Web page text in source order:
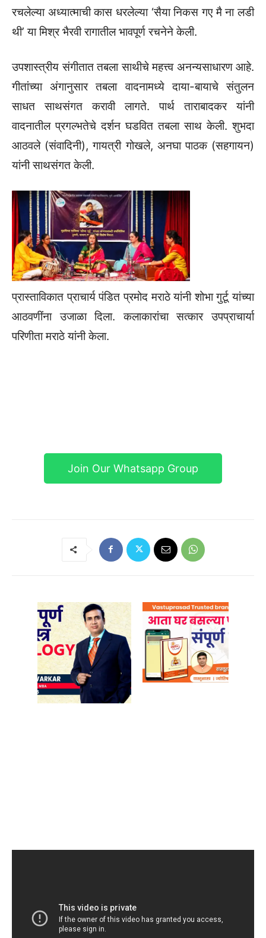
रचलेल्या अध्यात्माची कास धरलेल्या ‌‘सैया निकस गए मै ना लडी
थी‌’ या मिश्र भैरवी रागातील भावपूर्ण रचनेने केली.
उपशास्त्रीय संगीतात तबला साथीचे महत्त्व अनन्यसाधारण आहे.
गीतांच्या अंगानुसार तबला वादनामध्ये दाया-बायाचे संतुलन
साधत साथसंगत करावी लागते. पार्थ ताराबादकर यांनी
वादनातील प्रगल्भतेचे दर्शन घडवित तबला साथ केली. शुभदा
आठवले (संवादिनी), गायत्री गोखले, अनघा पाठक (सहगायन)
यांनी साथसंगत केली.
प्रास्ताविकात प्राचार्य पंडित प्रमोद मराठे यांनी शोभा गुर्टू यांच्या
आठवणींना उजाळा दिला. कलाकारांचा सत्कार उपप्राचार्या
परिणीता मराठे यांनी केला.
Join Our Whatsapp Group